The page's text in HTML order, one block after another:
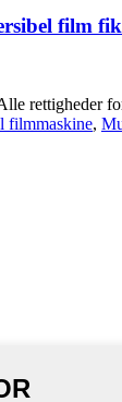
film
rettigheder
filmmaskine,